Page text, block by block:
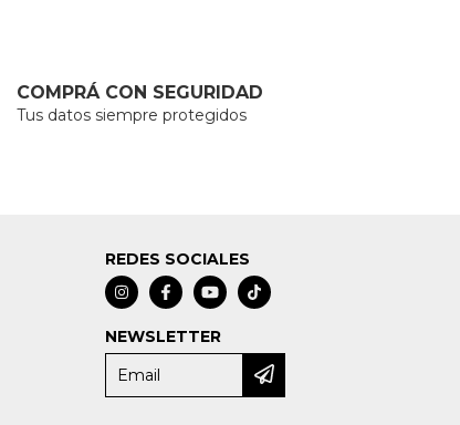
COMPRÁ CON SEGURIDAD
Tus datos siempre protegidos
REDES SOCIALES
NEWSLETTER